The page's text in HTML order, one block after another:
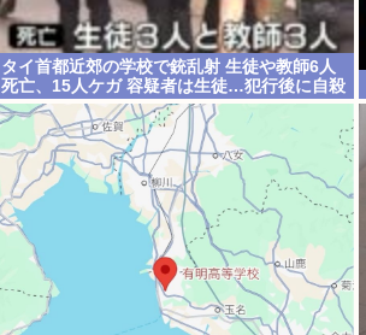
タイ首都近郊の学校で銃乱射 生徒や教師6人
死亡、15人ケガ 容疑者は生徒…犯行後に自殺